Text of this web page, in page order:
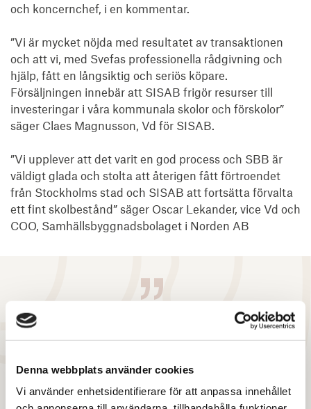
Denna webbplats använder cookies
Vi använder enhetsidentifierare för att anpassa innehållet
och koncernchef, i en kommentar.
”Vi är mycket nöjda med resultatet av transaktionen
och att vi, med Svefas professionella rådgivning och
hjälp, fått en långsiktig och seriös köpare.
Försäljningen innebär att SISAB frigör resurser till
investeringar i våra kommunala skolor och förskolor”
säger Claes Magnusson, Vd för SISAB.
”Vi upplever att det varit en god process och SBB är
väldigt glada och stolta att återigen fått förtroendet
från Stockholms stad och SISAB att fortsätta förvalta
ett fint skolbestånd” säger Oscar Lekander, vice Vd och
COO, Samhällsbyggnadsbolaget i Norden AB
”Vi är stolta över att ha fått förtroendet att
hjälpa SISAB i den här processen. Det är
ytterligare ett bevis på att Svefa är
marknadsledande inom segmentet